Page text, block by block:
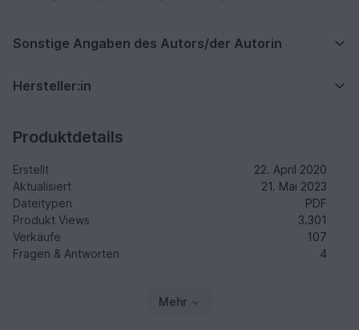
Sonstige Angaben des Autors/der Autorin
Hersteller:in
Produktdetails
Erstellt
22. April 2020
Aktualisiert
21. Mai 2023
Dateitypen
PDF
Produkt Views
3.301
Verkäufe
107
Fragen & Antworten
4
Mehr